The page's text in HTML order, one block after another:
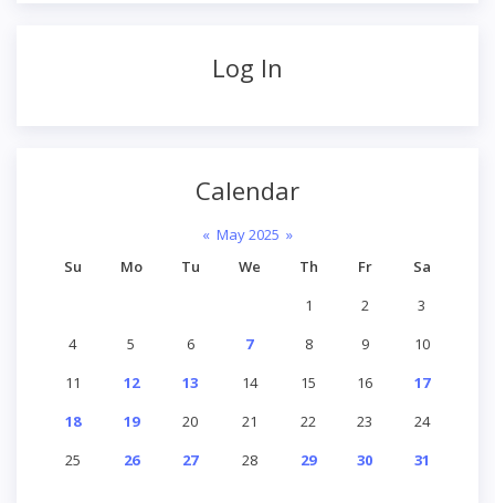
Log In
Calendar
« May 2025 »
Su
Mo Tu We Th Fr
Sa
1
2
3
4
5 6 7 8 9
10
11
12 13 14 15 16
17
18
19 20 21 22 23
24
25
26 27 28 29 30 31